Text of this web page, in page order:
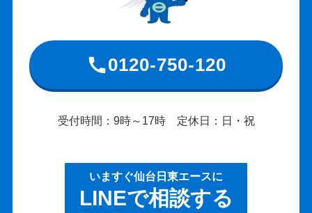
0120-750-120
受付時間：9時～17時 定休日：日・祝
いますぐ仙台日東エースに
LINEで相談する